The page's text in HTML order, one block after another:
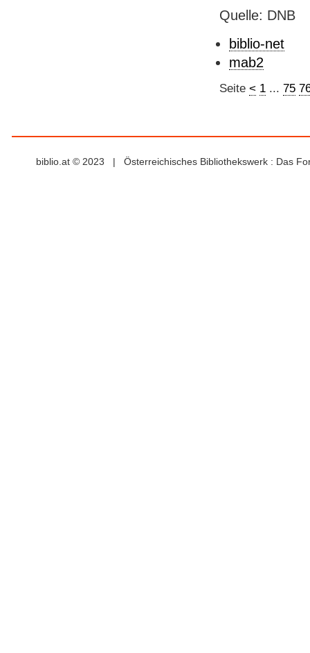
Quelle: DNB
biblio-net
mab2
Seite < 1... 75
biblio.at © 2023 | Österreichisches Bibliothekswerk : Das